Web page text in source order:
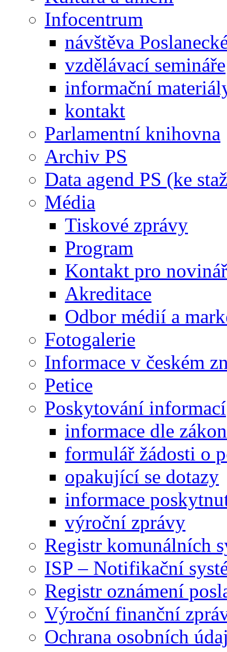
Infocentrum
návštěva
vzdělávací semináře
informační
kontakt
Parlamentní knihovna
Archiv PS
Data agend PS (ke
Média
Tiskové zprávy
Program
Kontakt pro
Akreditace
Odbor médií a
Fotogalerie
Informace v českém
Petice
Poskytování informací
informace dle
formulář žádosti o
opakující se dotazy
informace
výroční zprávy
Registr komunálních
ISP – Notifikační
Registr oznámení
Výroční finanční
Ochrana osobních